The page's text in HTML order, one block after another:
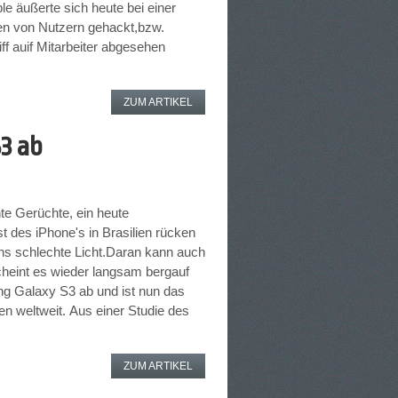
äußerte sich heute bei einer
von Nutzern gehackt,bzw.
auif Mitarbeiter abgesehen
ZUM ARTIKEL
ab
Gerüchte, ein heute
des iPhone's in Brasilien rücken
schlechte Licht.Daran kann auch
es wieder langsam bergauf
Galaxy S3 ab und ist nun das
weltweit. Aus einer Studie des
ZUM ARTIKEL